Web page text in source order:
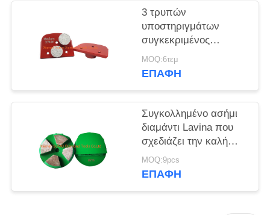
3 τρυπών
υποστηριγμάτων
συγκεκριμένος
αλέθοντας αλέθοντας
δίσκος διαμαντιών
MOQ:6τεμ
ΕΠΑΦΉ
Συγκολλημένο ασήμι
διαμάντι Lavina που
σχεδιάζει την καλή
υψηλή ταχύτητα
οξύτητας 3 ίντσας
MOQ:9pcs
ΕΠΑΦΉ